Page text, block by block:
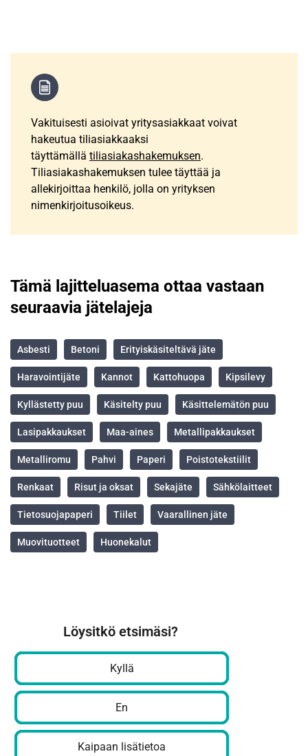
Vakituisesti asioivat yritysasiakkaat voivat
hakeutua tiliasiakkaaksi
täyttämällä tiliasiakashakemuksen.
Tiliasiakashakemuksen tulee täyttää ja
allekirjoittaa henkilö, jolla on yrityksen
nimenkirjoitusoikeus.
Tämä lajitteluasema ottaa vastaan
seuraavia jätelajeja
Asbesti Betoni Erityis­käsiteltävä jäte
Haravointijäte Kannot Kattohuopa Kipsilevy
Kyllästetty puu Käsitelty puu Käsittelemätön puu
Lasi­pakkaukset Maa-aines Metalli­pakkaukset
Metalliromu Pahvi Paperi Poisto­tekstiilit
Renkaat Risut ja oksat Sekajäte Sähkölaitteet
Tietosuoja­paperi Tiilet Vaarallinen jäte
Muovituotteet Huonekalut
Löysitkö etsimäsi?
Kyllä
En
Kaipaan lisätietoa